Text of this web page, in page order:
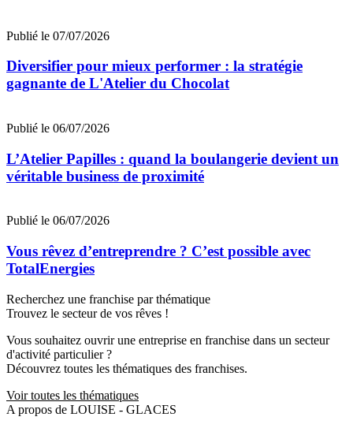
Publié le 07/07/2026
Diversifier pour mieux performer : la stratégie
gagnante de L'Atelier du Chocolat
Publié le 06/07/2026
L’Atelier Papilles : quand la boulangerie devient un
véritable business de proximité
Publié le 06/07/2026
Vous rêvez d’entreprendre ? C’est possible avec
TotalEnergies
Recherchez une franchise par thématique
Trouvez le secteur de vos rêves !
Vous souhaitez ouvrir une entreprise en franchise dans un secteur
d'activité particulier ?
Découvrez toutes les thématiques des franchises.
Voir toutes les thématiques
A propos de LOUISE - GLACES